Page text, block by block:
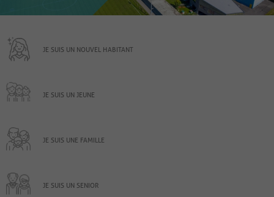
JE SUIS UN NOUVEL HABITANT
JE SUIS UN JEUNE
JE SUIS UNE FAMILLE
JE SUIS UN SENIOR